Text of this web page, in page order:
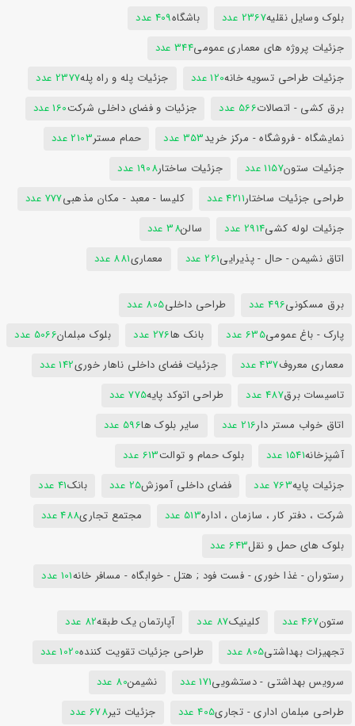
بلوک وسایل نقلیه2367 عدد باشگاه409 عدد
جزئیات پروژه های معماری عمومی344 عدد
جزئیات طراحی تسویه خانه120 عدد جزئیات پله و راه پله2377 عدد
برق کشی - اتصالات566 عدد جزئیات و فضای داخلی شرکت160 عدد
نمایشگاه - فروشگاه - مرکز خرید353 عدد حمام مستر2103 عدد
جزئیات ستون1157 عدد جزئیات ساختار1908 عدد
طراحی جزئیات ساختار4211 عدد کلیسا - معبد - مکان مذهبی777 عدد
جزئیات لوله کشی2914 عدد سالن38 عدد
اتاق نشیمن - حال - پذیرایی261 عدد معماری881 عدد
برق مسکونی496 عدد طراحی داخلی805 عدد
پارک - باغ عمومی635 عدد بانک ها276 عدد بلوک مبلمان5066 عدد
معماری معروف437 عدد جزئیات فضای داخلی ناهار خوری142 عدد
تاسیسات برق487 عدد طراحی اتوکد پایه775 عدد
اتاق خواب مستر دار216 عدد سایر بلوک ها596 عدد
آشپزخانه1541 عدد بلوک حمام و توالت613 عدد
جزئیات پایه763 عدد فضای داخلی آموزش25 عدد بانک41 عدد
شرکت ، دفتر کار ، سازمان ، اداره513 عدد مجتمع تجاری488 عدد
بلوک های حمل و نقل643 عدد
رستوران - غذا خوری - فست فود ; هتل - خوابگاه - مسافر خانه101 عدد
ستون467 عدد کلینیک87 عدد آپارتمان یک طبقه82 عدد
تجهیزات بهداشتی805 عدد طراحی جزئیات تقویت کننده1020 عدد
سرویس بهداشتی - دستشویی171 عدد نشیمن80 عدد
طراحی مبلمان اداری - تجاری405 عدد جزئیات تیر678 عدد